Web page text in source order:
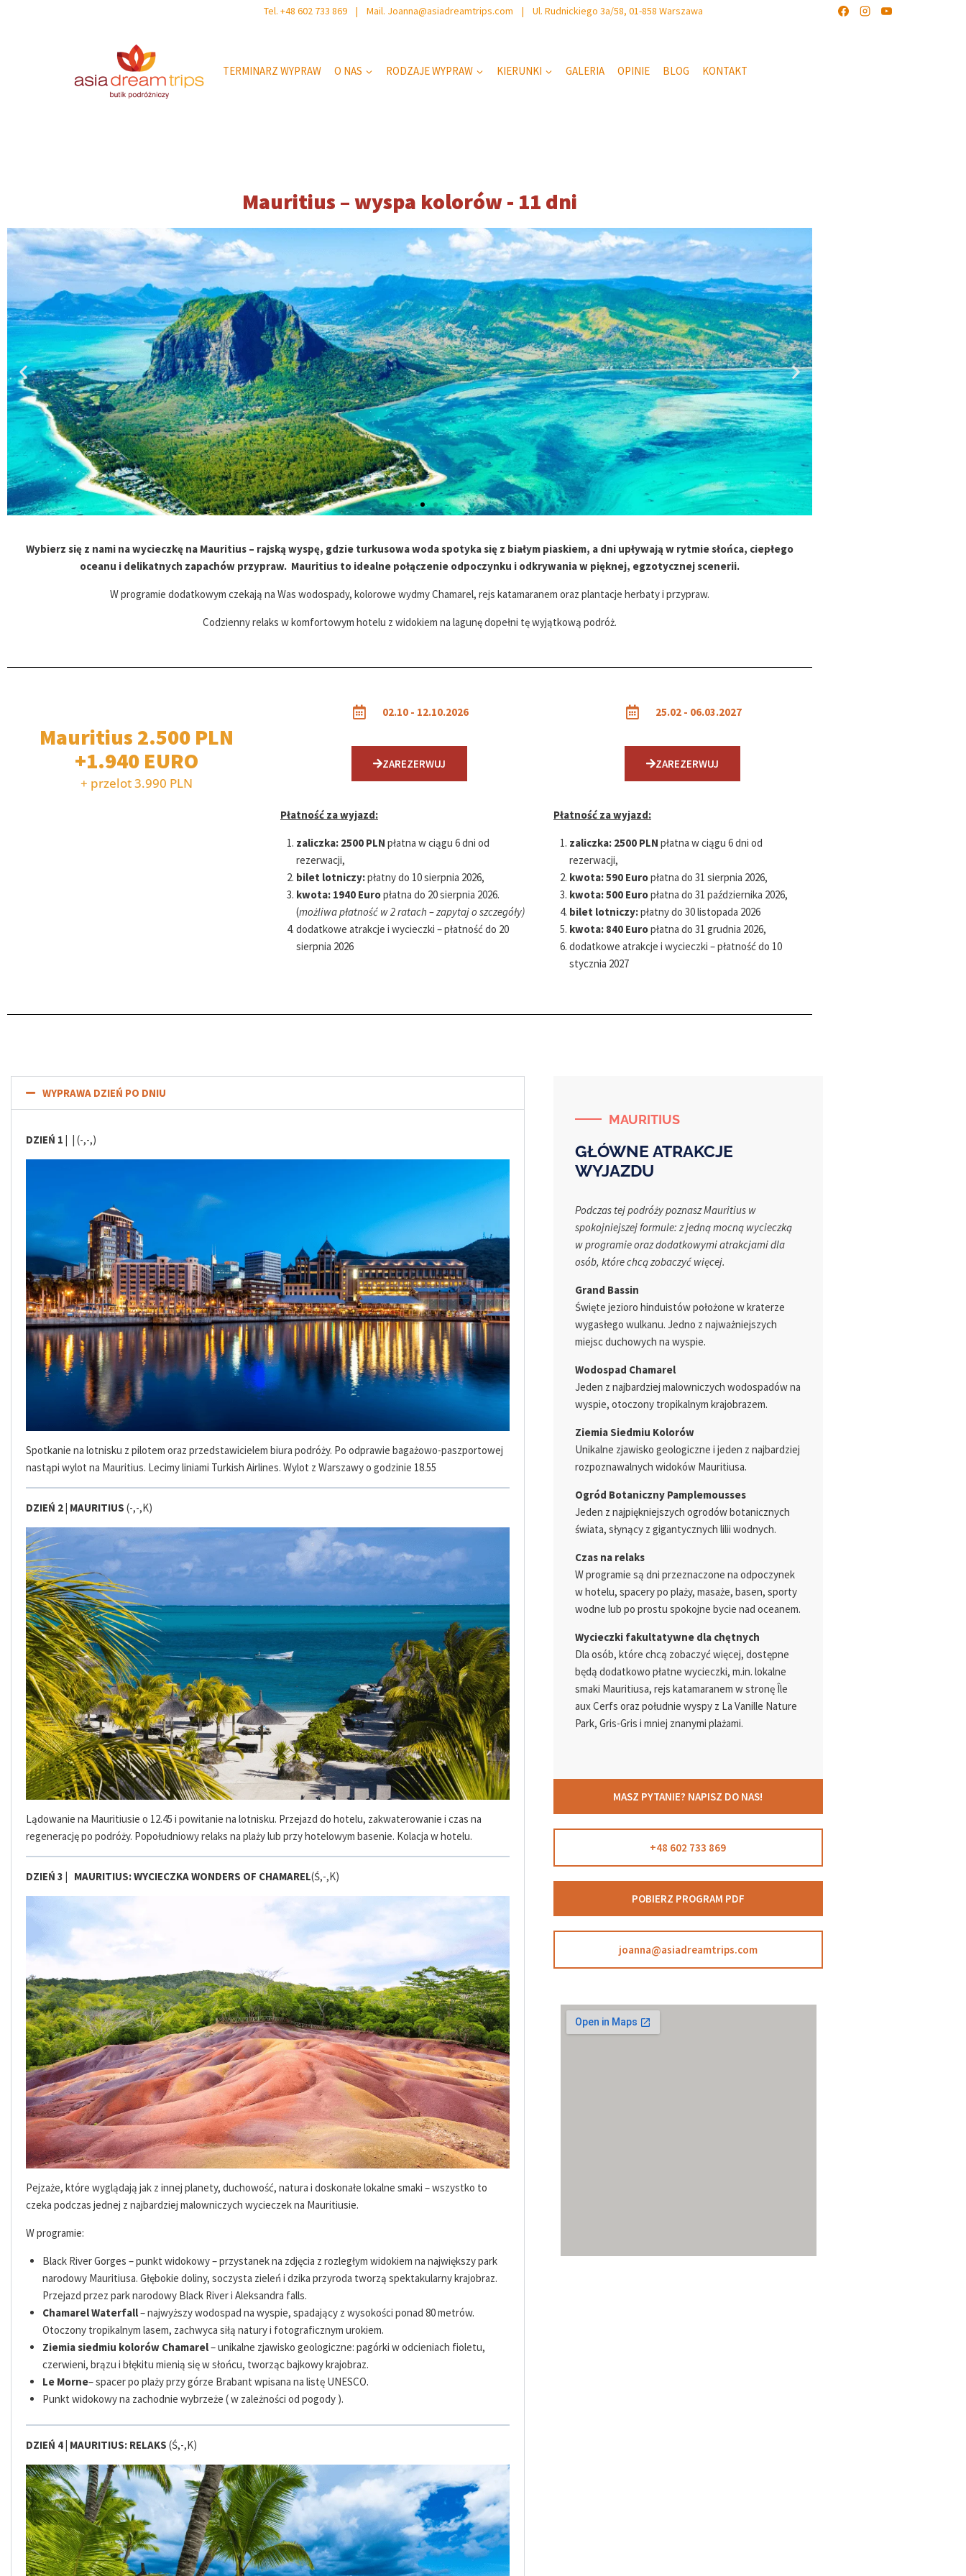
Tel. +48 602 733 869 | Mail. Joanna@asiadreamtrips.com | Ul. Rudnickiego 3a/58, 01-858 Warszawa
TERMINARZ WYPRAW O NAS RODZAJE WYPRAW KIERUNKI GALERIA OPINIE BLOG KONTAKT
Mauritius – wyspa kolorów - 11 dni
Wybierz się z nami na wycieczkę na Mauritius – rajską wyspę, gdzie turkusowa woda spotyka się z białym piaskiem, a dni upływają w rytmie słońca, ciepłego
oceanu i delikatnych zapachów przypraw. Mauritius to idealne połączenie odpoczynku i odkrywania w pięknej, egzotycznej scenerii.
W programie dodatkowym czekają na Was wodospady, kolorowe wydmy Chamarel, rejs katamaranem oraz plantacje herbaty i przypraw.
Codzienny relaks w komfortowym hotelu z widokiem na lagunę dopełni tę wyjątkową podróż.
Mauritius 2.500 PLN
+1.940 EURO
+ przelot 3.990 PLN
02.10 - 12.10.2026
ZAREZERWUJ
Płatność za wyjazd:
zaliczka: 2500 PLN płatna w ciągu 6 dni od
rezerwacji,
bilet lotniczy:płatny do 10 sierpnia 2026,
kwota: 1940 Europłatna do 20 sierpnia 2026.
(możliwa płatność w 2 ratach – zapytaj o szczegóły)
dodatkowe atrakcje i wycieczki – płatność do 20
sierpnia 2026
25.02 - 06.03.2027
ZAREZERWUJ
Płatność za wyjazd:
zaliczka: 2500 PLN płatna w ciągu 6 dni od
rezerwacji,
kwota:590 Europłatna do 31 sierpnia 2026,
kwota:500 Europłatna do 31 października 2026,
bilet lotniczy:płatny do 30 listopada 2026
kwota: 840 Europłatna do 31 grudnia 2026,
dodatkowe atrakcje i wycieczki – płatność do 10
stycznia 2027
WYPRAWA DZIEŃ PO DNIU
DZIEŃ 1 | | (-,-,)
Spotkanie na lotnisku z pilotem oraz przedstawicielem biura podróży. Po odprawie bagażowo-paszportowej
nastąpi wylot na Mauritius. Lecimy liniami Turkish Airlines. Wylot z Warszawy o godzinie 18.55
DZIEŃ 2 | MAURITIUS (-,-,K)
Lądowanie na Mauritiusie o 12.45 i powitanie na lotnisku. Przejazd do hotelu, zakwaterowanie i czas na
regenerację po podróży. Popołudniowy relaks na plaży lub przy hotelowym basenie. Kolacja w hotelu.
DZIEŃ 3 | MAURITIUS:WYCIECZKA WONDERS OF CHAMAREL(Ś,-,K)
Pejzaże, które wyglądają jak z innej planety, duchowość, natura i doskonałe lokalne smaki – wszystko to
czeka podczas jednej z najbardziej malowniczych wycieczek na Mauritiusie.
W programie:
Black River Gorges – punkt widokowy– przystanek na zdjęcia z rozległym widokiem na największy park
narodowy Mauritiusa. Głębokie doliny, soczysta zieleń i dzika przyroda tworzą spektakularny krajobraz.
Przejazd przez park narodowy Black River i Aleksandra falls.
Chamarel Waterfall– najwyższy wodospad na wyspie, spadający z wysokości ponad 80 metrów.
Otoczony tropikalnym lasem, zachwyca siłą natury i fotograficznym urokiem.
Ziemia siedmiu kolorów Chamarel– unikalne zjawisko geologiczne: pagórki w odcieniach fioletu,
czerwieni, brązu i błękitu mienią się w słońcu, tworząc bajkowy krajobraz.
Le Morne– spacer po plaży przy górze Brabant wpisana na listę UNESCO.
Punkt widokowy na zachodnie wybrzeże ( w zależności od pogody ).
DZIEŃ 4 | MAURITIUS: RELAKS (Ś,-,K)
MAURITIUS
GŁÓWNE ATRAKCJE
WYJAZDU
Podczas tej podróży poznasz Mauritius w
spokojniejszej formule: z jedną mocną wycieczką
w programie oraz dodatkowymi atrakcjami dla
osób, które chcą zobaczyć więcej.
Grand Bassin
Święte jezioro hinduistów położone w kraterze
wygasłego wulkanu. Jedno z najważniejszych
miejsc duchowych na wyspie.
Wodospad Chamarel
Jeden z najbardziej malowniczych wodospadów na
wyspie, otoczony tropikalnym krajobrazem.
Ziemia Siedmiu Kolorów
Unikalne zjawisko geologiczne i jeden z najbardziej
rozpoznawalnych widoków Mauritiusa.
Ogród Botaniczny Pamplemousses
Jeden z najpiękniejszych ogrodów botanicznych
świata, słynący z gigantycznych lilii wodnych.
Czas na relaks
W programie są dni przeznaczone na odpoczynek
w hotelu, spacery po plaży, masaże, basen, sporty
wodne lub po prostu spokojne bycie nad oceanem.
Wycieczki fakultatywne dla chętnych
Dla osób, które chcą zobaczyć więcej, dostępne
będą dodatkowo płatne wycieczki, m.in. lokalne
smaki Mauritiusa, rejs katamaranem w stronę Île
aux Cerfs oraz południe wyspy z La Vanille Nature
Park, Gris-Gris i mniej znanymi plażami.
MASZ PYTANIE? NAPISZ DO NAS!
+48 602 733 869
POBIERZ PROGRAM PDF
joanna@asiadreamtrips.com